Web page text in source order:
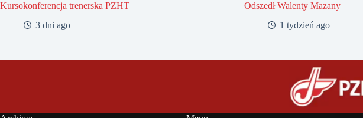
Kursokonferencja trenerska PZHT
3 dni ago
Odszedł Walenty Mazany
1 tydzień ago